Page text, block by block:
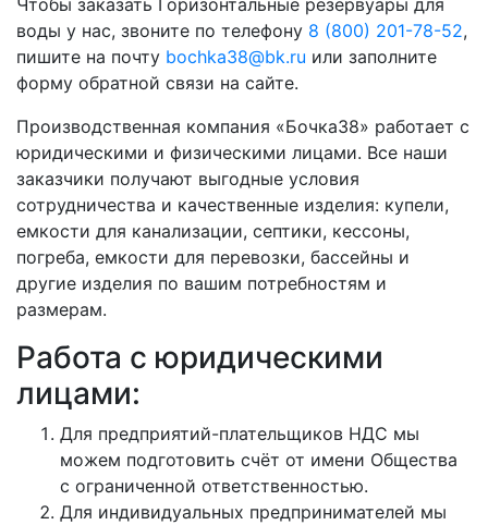
Чтобы заказать Горизонтальные резервуары для
воды у нас, звоните по телефону 8 (800) 201-78-52,
пишите на почту bochka38@bk.ru или заполните
форму обратной связи на сайте.
Производственная компания «Бочка38» работает с
юридическими и физическими лицами. Все наши
заказчики получают выгодные условия
сотрудничества и качественные изделия: купели,
емкости для канализации, септики, кессоны,
погреба, емкости для перевозки, бассейны и
другие изделия по вашим потребностям и
размерам.
Работа с юридическими
лицами:
Для предприятий-плательщиков НДС мы
можем подготовить счёт от имени Общества
с ограниченной ответственностью.
Для индивидуальных предпринимателей мы